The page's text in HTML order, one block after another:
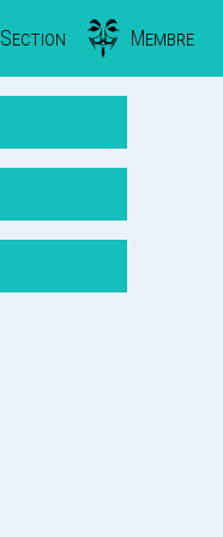
Section Membre